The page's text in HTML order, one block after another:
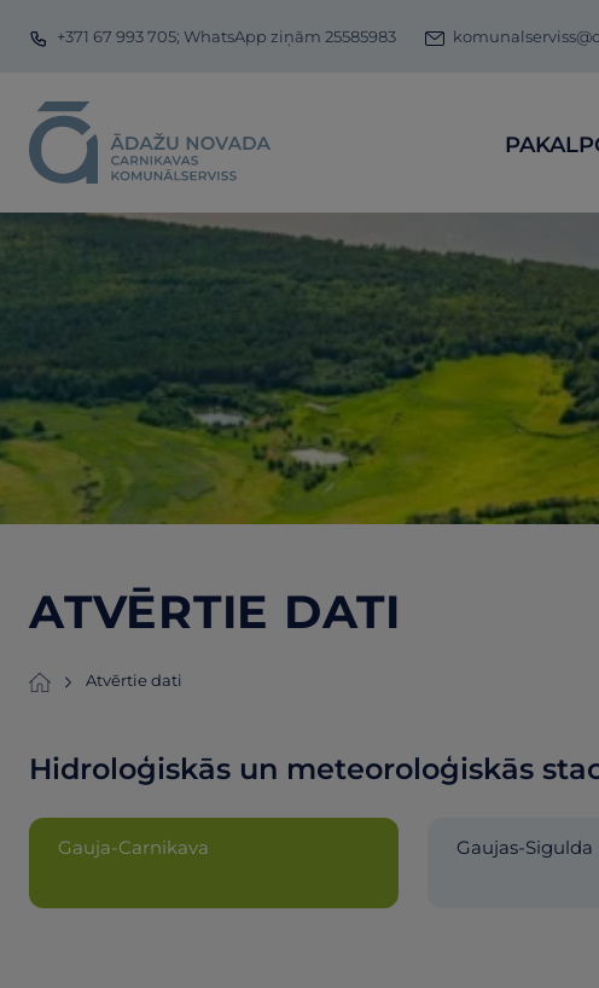
+371 67 993 705; WhatsApp ziņām 25585983
ATVĒRTIE DATI
Atvērtie dati
Hidroloģiskās un meteoroloģiskās
Gauja-Carnikava Gaujas-Sigulda